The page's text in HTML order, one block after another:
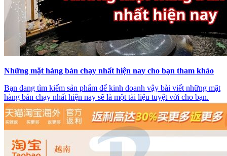
Những mặt hàng bán chạy nhất hiện nay cho bạn tham khảo
Bạn đang tìm kiếm sản phẩm để kinh doanh vậy bài viết những mặt
hàng bán chạy nhất hiện nay sẽ là một tài liệu tuyệt vời cho bạn.